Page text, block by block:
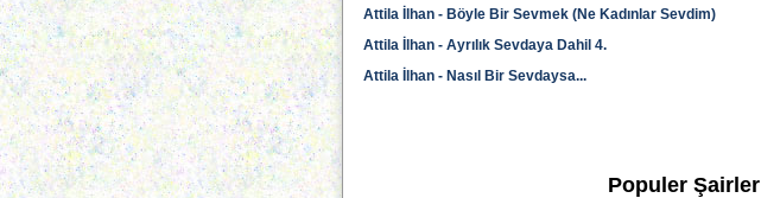
Attila İlhan - Böyle Bir Sevmek (Ne Kadınlar Sevdim)
Attila İlhan - Ayrılık Sevdaya Dahil 4.
Attila İlhan - Nasıl Bir Sevdaysa...
Populer Şairler